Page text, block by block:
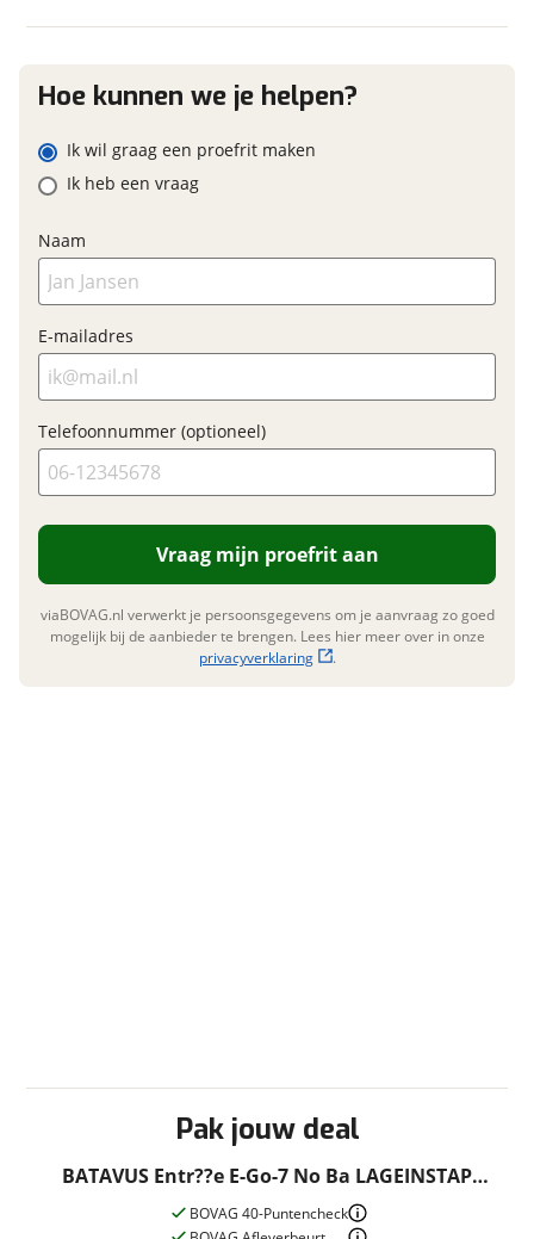
achter
E-bike
Elektrisch?
Financieel
Prijs
BTW/marge
Bijtellingspercentage
7 %
Nieuwprijs
BOVAG Garantie
Fabrieksgarantie van
toepassing
Fabrieksgarantie
Ja
Nieuwe accu
Inbegrepen
Meerprijs
€ 0,-
Wat is een nieuwe accu?
Pak jouw deal
BATAVUS Entr??e E-Go-7 No Ba LAGEINSTAP
Donkerblauw 44cm 2026
BOVAG 40-Puntencheck
Hoe kunnen we je helpen?
Ik wil graag een proefrit maken
Ik heb een vraag
Naam
E-mailadres
Telefoonnummer (optioneel)
Vraag mijn proefrit aan
viaBOVAG.nl verwerkt je persoonsgegevens om je aanvraag zo goed
mogelijk bij de aanbieder te brengen. Lees hier meer over in onze
privacyverklaring
.